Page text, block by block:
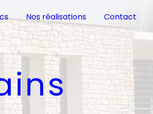
Nos réalisations Contact